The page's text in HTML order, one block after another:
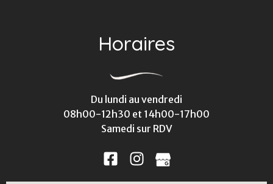
Horaires
Du lundi au vendredi
08h00-12h30 et 14h00-17h00
Samedi sur RDV